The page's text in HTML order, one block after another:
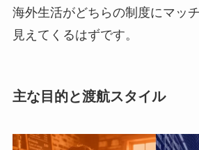
海外生活がどちらの制度にマッ
見えてくるはずです。
主な目的と渡航スタイル